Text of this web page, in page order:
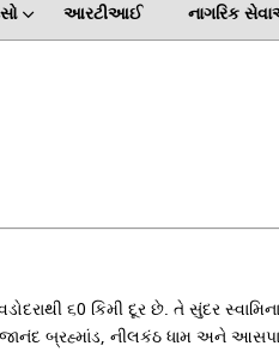
આરટીઆઈ નાગરિક
૬0 કિમી દૂર છે. તે સુંદર
બ્રહ્માંડ, નીલકંઠ ધામ અને